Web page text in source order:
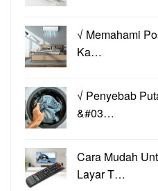
√ Memahami
Ka…
√ Penyebab
&#03…
Cara Mudah
Layar T…